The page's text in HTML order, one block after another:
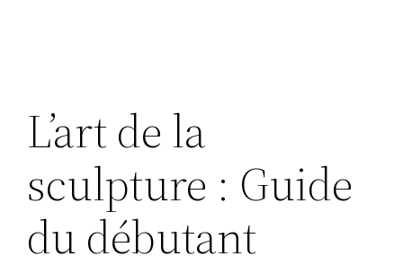
L’art de la
sculpture : Guide
du débutant